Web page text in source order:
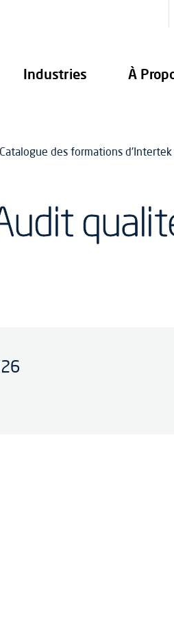
Industries À
Catalogue des formations d'Intertek